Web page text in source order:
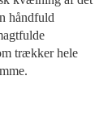
håndfuld
trækker hele